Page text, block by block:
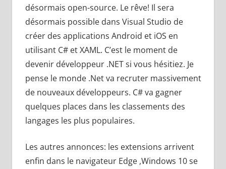
désormais open-source. Le rêve! Il sera
désormais possible dans Visual Studio de
créer des applications Android et iOS en
utilisant C# et XAML. C’est le moment de
devenir développeur .NET si vous hésitiez. Je
pense le monde .Net va recruter massivement
de nouveaux développeurs. C# va gagner
quelques places dans les classements des
langages les plus populaires.
Les autres annonces: les extensions arrivent
enfin dans le navigateur Edge ,Windows 10 se